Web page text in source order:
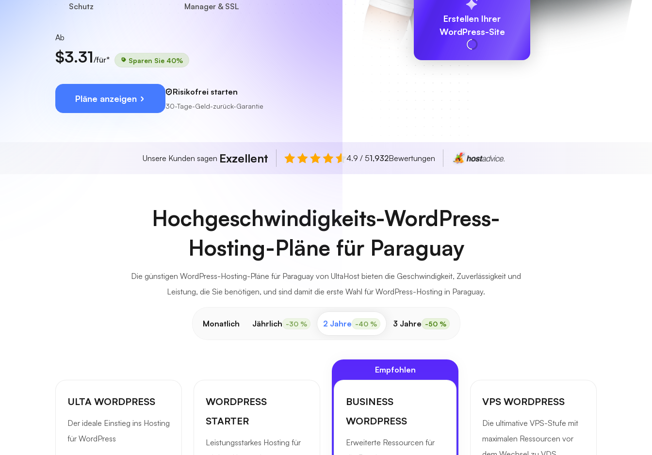
Schutz
Manager & SSL
Ab
$3.31/für* Sparen Sie 40%
Pläne anzeigen
Risikofrei starten
30-Tage-Geld-zurück-Garantie
Erstellen Ihrer
WordPress-Site
Unsere Kunden sagen Exzellent 4.9 / 51,932Bewertungen
Hochgeschwindigkeits-WordPress-
Hosting-Pläne für Paraguay
Die günstigen WordPress-Hosting-Pläne für Paraguay von UltaHost bieten die Geschwindigkeit, Zuverlässigkeit und
Leistung, die Sie benötigen, und sind damit die erste Wahl für WordPress-Hosting in Paraguay.
Monatlich Jährlich -30 % 2 Jahre -40 % 3 Jahre -50 %
ULTA WORDPRESS
Der ideale Einstieg ins Hosting
für WordPress
WORDPRESS
STARTER
Leistungsstarkes Hosting für
Empfohlen
BUSINESS
WORDPRESS
Erweiterte Ressourcen für
VPS WORDPRESS
Die ultimative VPS-Stufe mit
maximalen Ressourcen vor